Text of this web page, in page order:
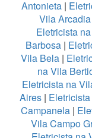
Antonieta |
Vila Arcadia
Eletricista
Barbosa |
Vila Bela |
na Vila
Eletricista na
Aires |
Campanela |
Vila Campo